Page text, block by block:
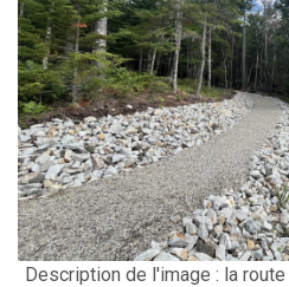
Description de l'image : la